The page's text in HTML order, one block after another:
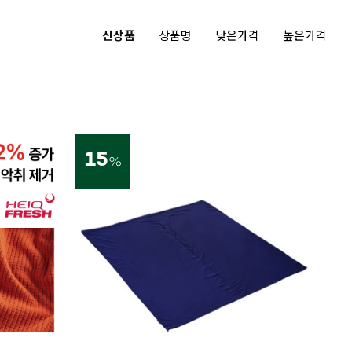
신상품 상품명 낮은가격 높은가격
15%